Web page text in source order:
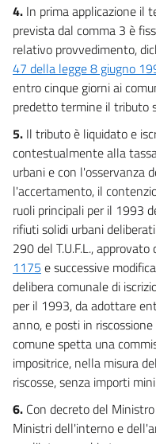
28
29
30
31
32
33
DEI
34
35
36
37
38
4. In prima applicazione il
prevista dal comma 3 è
relativo provvedimento,
47 della legge 8 giugno
entro cinque giorni ai
predetto termine il tributo
5. Il tributo è liquidato e
contestualmente alla
urbani e con l'osservanza
l'accertamento, il
ruoli principali per il 1993
rifiuti solidi urbani
290 del T.U.F.L., approvato
1175 e successive
delibera comunale di
per il 1993, da adottare
anno, e posti in
comune spetta una
impositrice, nella misura
riscosse, senza importi
6. Con decreto del
Ministri dell'interno e